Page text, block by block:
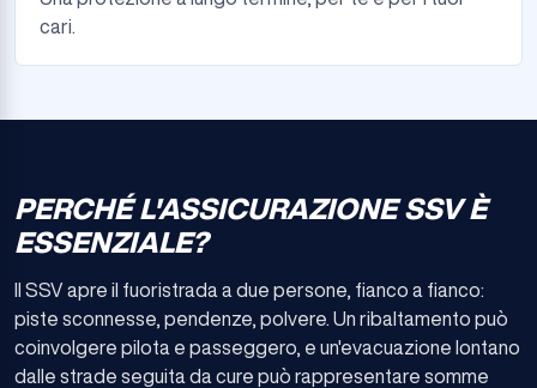
cari.
PERCHÉ L'ASSICURAZIONE SSV È
ESSENZIALE?
Il SSV apre il fuoristrada a due persone, fianco a fianco:
piste sconnesse, pendenze, polvere. Un ribaltamento può
coinvolgere pilota e passeggero, e un'evacuazione lontano
dalle strade seguita da cure può rappresentare somme